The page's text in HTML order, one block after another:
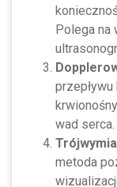
Polega na
wad serca.
metoda